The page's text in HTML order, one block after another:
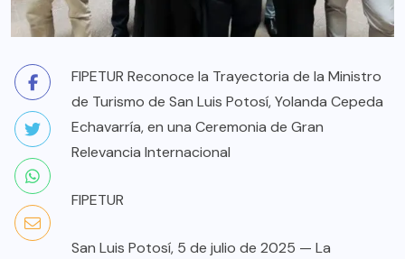
FIPETUR Reconoce la Trayectoria de la Ministro
de Turismo de San Luis Potosí, Yolanda Cepeda
Echavarría, en una Ceremonia de Gran
Relevancia Internacional
FIPETUR
San Luis Potosí, 5 de julio de 2025 — La